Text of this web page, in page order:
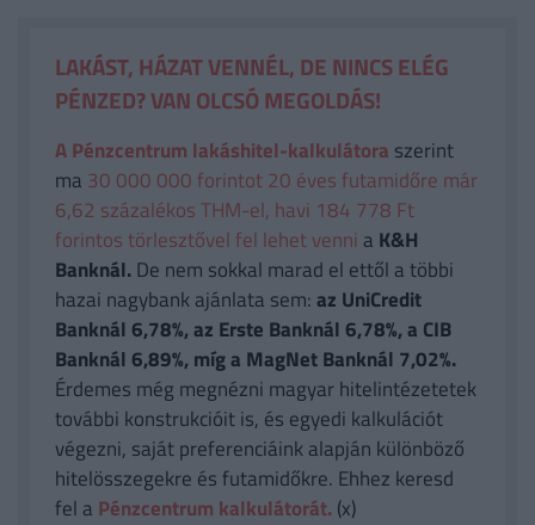
LAKÁST, HÁZAT VENNÉL, DE NINCS ELÉG
PÉNZED? VAN OLCSÓ MEGOLDÁS!
A Pénzcentrum lakáshitel-kalkulátora szerint
ma 30 000 000 forintot 20 éves futamidőre már
6,62 százalékos THM-el, havi 184 778 Ft
forintos törlesztővel fel lehet venni a K&H
Banknál.De nem sokkal marad el ettől a többi
hazai nagybank ajánlata sem:az UniCredit
Banknál 6,78%, az Erste Banknál 6,78%, a CIB
Banknál 6,89%, míg a MagNet Banknál 7,02%.
Érdemes még megnézni magyar hitelintézetetek
további konstrukcióit is, és egyedi kalkulációt
végezni, saját preferenciáink alapján különböző
hitelösszegekre és futamidőkre. Ehhez keresd
fel a Pénzcentrum kalkulátorát. (x)